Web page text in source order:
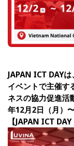
JAPAN ICT DAY
イベントで主催す
ネスの協力促進活
年12月2日（月）
【JAPAN ICT